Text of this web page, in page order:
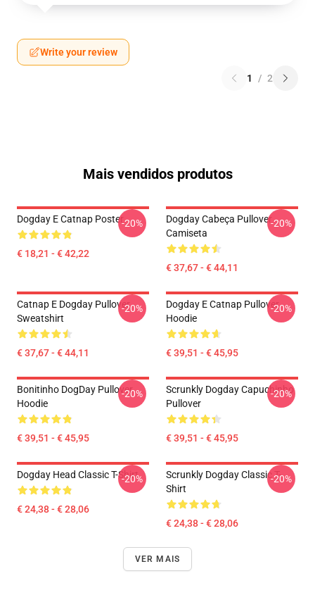
Write your review
1 / 2
Mais vendidos produtos
Dogday E Catnap Poster
€ 18,21 - € 42,22
-20%
Dogday Cabeça Pullover
Camiseta
€ 37,67 - € 44,11
-20%
Catnap E Dogday Pullover
Sweatshirt
€ 37,67 - € 44,11
-20%
Dogday E Catnap Pullover
Hoodie
€ 39,51 - € 45,95
-20%
Bonitinho DogDay Pullover
Hoodie
€ 39,51 - € 45,95
-20%
Scrunkly Dogday Capuchinho
Pullover
€ 39,51 - € 45,95
-20%
Dogday Head Classic T-Shirt
€ 24,38 - € 28,06
-20%
Scrunkly Dogday Classic T-
Shirt
€ 24,38 - € 28,06
-20%
VER MAIS